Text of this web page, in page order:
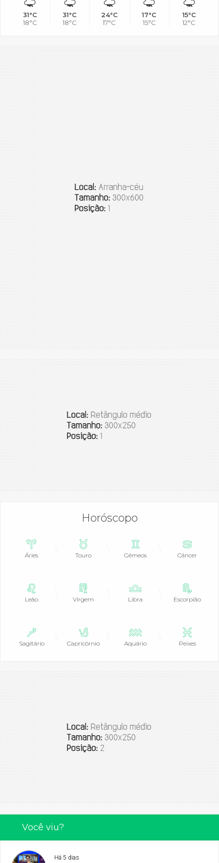
31°C
18°C
31°C
18°C
24°C
17°C
17°C
15°C
15°C
12°C
Horóscopo
Áries Touro Gêmeos Câncer
Leão Virgem Libra Escorpião
Sagitário Capricórnio Aquário Peixes
Você viu?
Há 5 dias